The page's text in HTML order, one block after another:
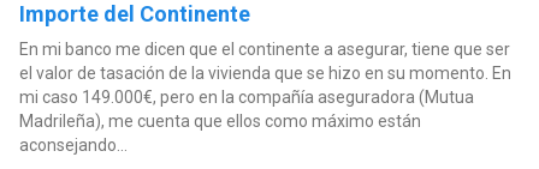
Importe del Continente
En mi banco me dicen que el continente a asegurar, tiene que ser
el valor de tasación de la vivienda que se hizo en su momento. En
mi caso 149.000€, pero en la compañía aseguradora (Mutua
Madrileña), me cuenta que ellos como máximo están
aconsejando...